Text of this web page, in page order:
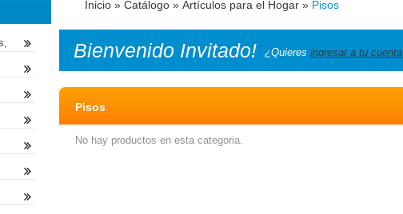
Inicio » Catálogo » Artículos para el Hogar » Pisos
Bienvenido Invitado! ¿Quieres ingresar a tu cuenta
Pisos
No hay productos en esta categoria.